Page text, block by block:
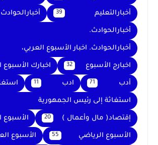
أخبارالتعليم 39 أخبارالحوادث
أخبارالحوادث.
أخبارالحوادث. اخبار الأسبوع العربي،
اخبارج الأسبوع 32 اخبارك الأسبوع
أدب 71 ادب 11
استغاثة إلى رئيس الجمهورية
إقتصاد( مال وأعمال ) 20 الأسبوع
الأسبوع الرياضي 55 الأسبوع